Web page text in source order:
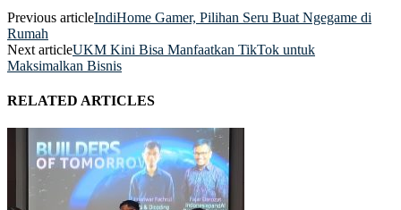
Previous articleIndiHome Gamer, Pilihan Seru Buat Ngegame di
Rumah
Next articleUKM Kini Bisa Manfaatkan TikTok untuk
Maksimalkan Bisnis
RELATED ARTICLES